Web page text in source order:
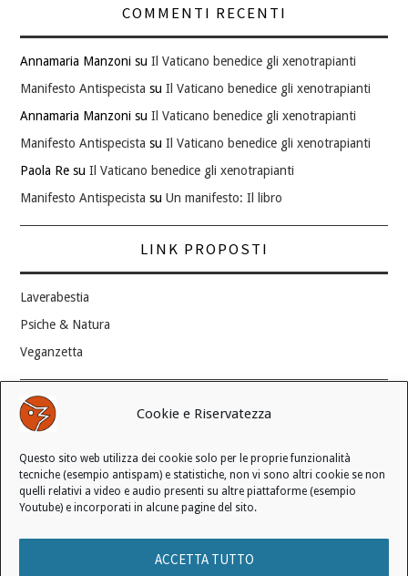
Cookie e Riservatezza
Questo sito web utilizza dei cookie solo per le proprie funzionalità
tecniche (esempio antispam) e statistiche, non vi sono altri cookie se non
quelli relativi a video e audio presenti su altre piattaforme (esempio
Youtube) e incorporati in alcune pagine del sito.
ACCETTA TUTTO
COMMENTI RECENTI
Annamaria Manzoni suIl Vaticano benedice gli xenotrapianti
Manifesto Antispecista suIl Vaticano benedice gli xenotrapianti
Annamaria Manzoni suIl Vaticano benedice gli xenotrapianti
Manifesto Antispecista suIl Vaticano benedice gli xenotrapianti
Paola Re suIl Vaticano benedice gli xenotrapianti
Manifesto Antispecista suUn manifesto: Il libro
LINK PROPOSTI
Laverabestia
Psiche & Natura
Veganzetta
Modifica consenso ai cookie
REVOCA IL TUO CONSENSO
Stato attuale: Negato
INFORMATIVA SUI COOKIE|